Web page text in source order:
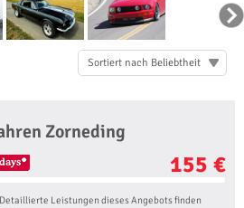
Sortiert nach Beliebtheit
Zorneding
155 €
Detaillierte Leistungen dieses Angebots finden